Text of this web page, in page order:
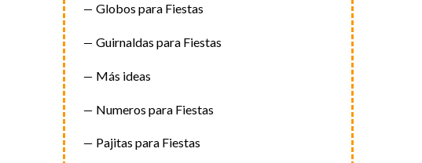
Globos para Fiestas
Guirnaldas para Fiestas
Más ideas
Numeros para Fiestas
Pajitas para Fiestas